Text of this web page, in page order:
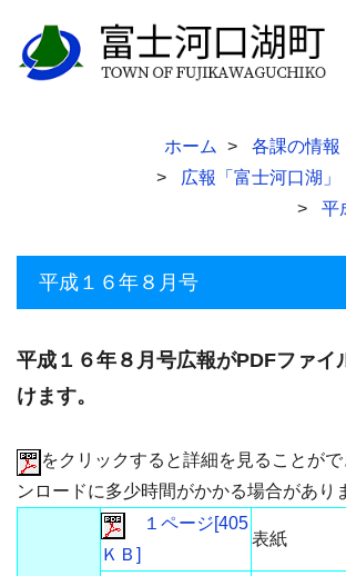
ホーム 各課の情報
広報「富士河口湖」
平
平成１６年８月号
平成１６年８月号広報がPDFファイ
けます。
をクリックすると詳細を見ることが
ンロードに多少時間がかかる場合があり
１ページ[405
ＫＢ]
表紙